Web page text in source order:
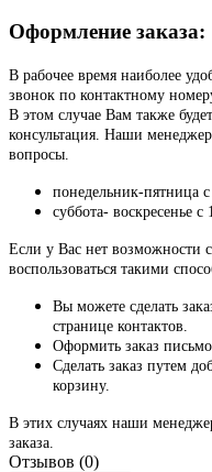
Оформление заказа:
В рабочее время наиболее
звонок по контактному
В этом случае Вам также
консультация. Наши
вопросы.
понедельник-пятница
суббота- воскресенье
Если у Вас нет возможности
воспользоваться такими
Вы можете сделать
странице контактов.
Оформить заказ
Сделать заказ путем
корзину.
В этих случаях наши
заказа.
Отзывов (0)